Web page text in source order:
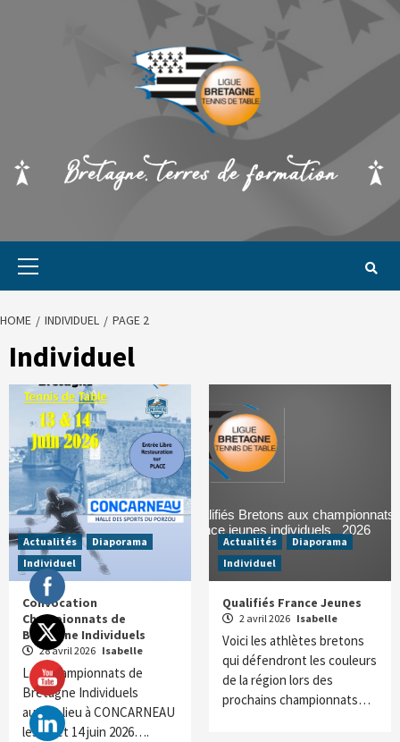
HOME INDIVIDUEL PAGE 2
Individuel
Actualités
Diaporama
Individuel
Convocation
Championnats de
Bretagne Individuels
28 avril 2026 Isabelle
Les Championnats de
Bretagne Individuels
auront lieu à CONCARNEAU
les 13 et 14 juin 2026….
Actualités
Diaporama
Individuel
Qualifiés France Jeunes
2 avril 2026 Isabelle
Voici les athlètes bretons
qui défendront les couleurs
de la région lors des
prochains championnats…